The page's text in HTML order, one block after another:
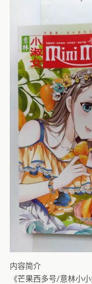
内容简介
《芒果西多号/意林小